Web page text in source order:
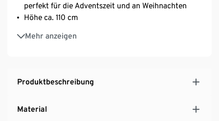
perfekt für die Adventszeit und an Weihnachten
Höhe ca. 110 cm
Mehr anzeigen
Für den Innenbereich
Mit Timerfunktion: automatisches Abschalten nach
Produktbeschreibung
Material